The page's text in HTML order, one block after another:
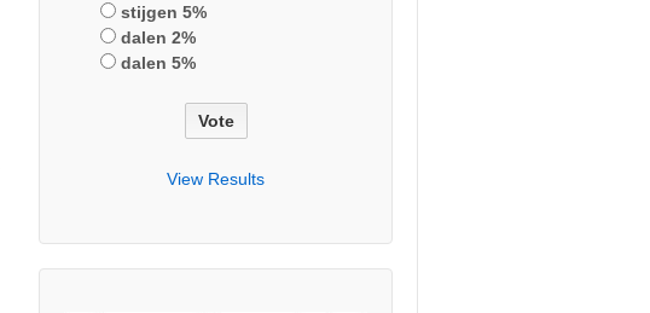
stijgen 5%
dalen 2%
dalen 5%
View Results